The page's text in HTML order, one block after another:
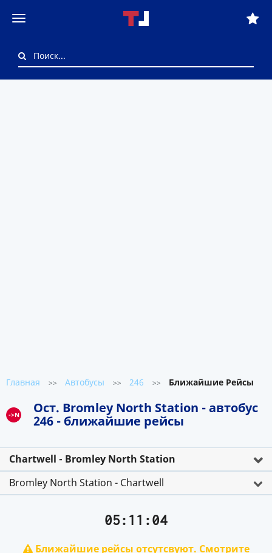
Главная >> Автобусы >> 246 >> Ближайшие Рейсы
->N
Ост. Bromley North Station - автобус
246 - ближайшие рейсы
Chartwell - Bromley North Station
Bromley North Station - Chartwell
05:11:04
Ближайшие рейсы отсутсвуют. Смотрите